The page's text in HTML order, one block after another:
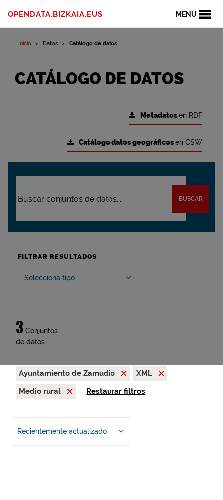
MENÚ
OPENDATA.BIZKAIA.EUS
Inicio Datos Catálogo de datos
CATÁLOGO DE DATOS
Metadatosen RDF
Catálogo datos geográficosen CSW
BUSCAR
FILTRAR RESULTADOS
Selecciona tipo
3 Conjuntos
de datos
Ayuntamiento de Zamudio
XML
Medio rural
Restaurar filtros
Recientemente actualizado